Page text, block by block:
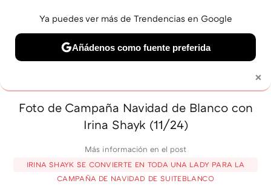
BELLEZA SHOPPING VIAJES GASTRO SNEAKERS
Foto de Campaña Navidad de Blanco con
Irina Shayk (11/24)
Más información en el post
IRINA SHAYK SE CONVIERTE EN TODA UNA LADY PARA LA
CAMPAÑA DE NAVIDAD DE SUITEBLANCO
×
Ya puedes ver más de Trendencias en Google
Añádenos como fuente preferida